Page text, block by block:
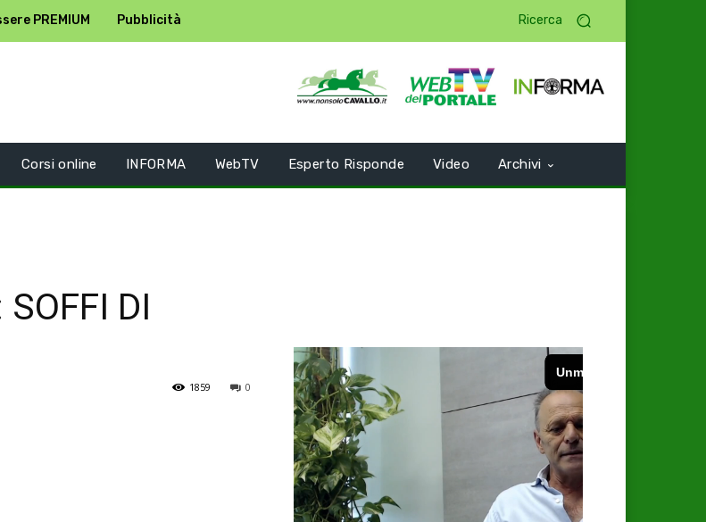
PREMIUM Pubblicità Ricerca
Corsi online INFORMA WebTV Esperto Risponde Video Archivi
DI
0
1859